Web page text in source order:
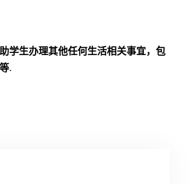
学生办理其他任何生活相关事宜，包
.